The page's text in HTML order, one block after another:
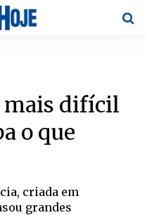
mais difícil
o que
criada em
grandes